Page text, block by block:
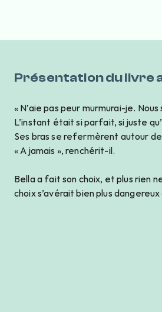
Présentation du livre
« N’aie pas peur murmurai-je.
L’instant était si parfait, si juste
Ses bras se refermèrent autour
« A jamais », renchérit-il.
Bella a fait son choix, et plus rien
choix s’avérait bien plus dangereux